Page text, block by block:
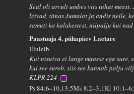
Seal oli arvult umbes viis tuhat meest.
leivad, tänas Jumalat ja andis neile,
samuti ka kalakestest, niipalju kui
Paastuaja 4. pühapäev Laetare
Eluleib
Kui nisuiva ei lange maasse ega sure,
kui see sureb, siis see kannab palju
KLPR 224
Ps 84:6–10,13;5Ms 8:2–3;1Kr